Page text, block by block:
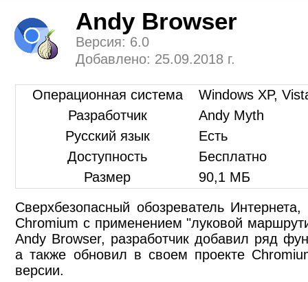
Версия: 6.0
Добавлено: 25.09.2018 г.
Andy Browser
Сверхбезопасный обозреватель
Chromium с применением "луковой
Andy Browser, разработчик добавил ряд
а также обновил в своем проекте
версии.
Операционная система
Windows XP,
Разработчик
Andy Myth
Русский язык
Есть
Доступность
Бесплатно
Размер
90,1 МБ